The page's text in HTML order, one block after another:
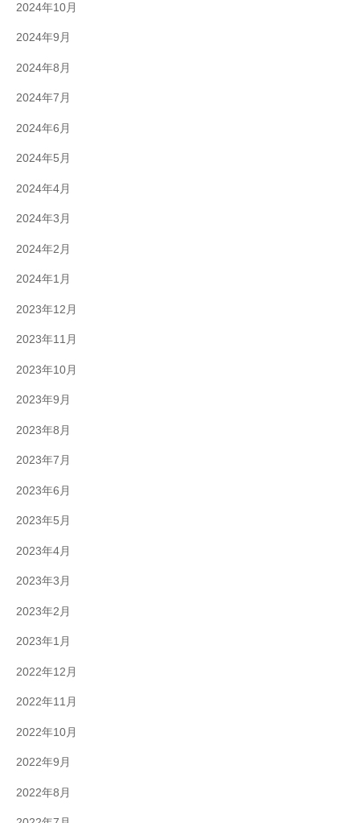
2024年10月
2024年9月
2024年8月
2024年7月
2024年6月
2024年5月
2024年4月
2024年3月
2024年2月
2024年1月
2023年12月
2023年11月
2023年10月
2023年9月
2023年8月
2023年7月
2023年6月
2023年5月
2023年4月
2023年3月
2023年2月
2023年1月
2022年12月
2022年11月
2022年10月
2022年9月
2022年8月